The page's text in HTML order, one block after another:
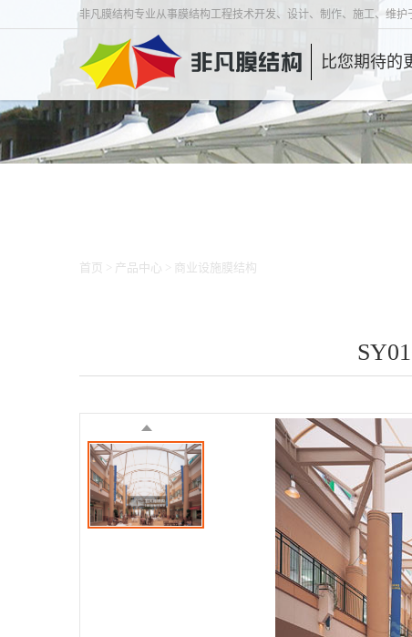
非凡膜结构专业从事膜结构工程技术开发、设计、制作、施工、维护
比您期待的
首页 产品中心 商业设施膜结构